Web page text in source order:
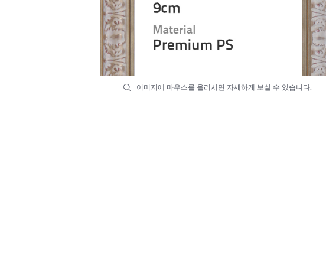
이미지에 마우스를 올리시면 자세하게 보실 수 있습니다.